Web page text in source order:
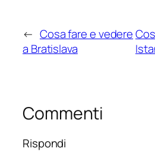
← Cosa fare e vedere
a Bratislava
Commenti
Rispondi